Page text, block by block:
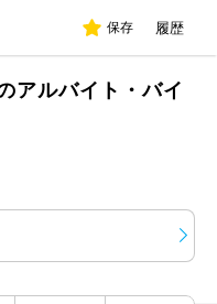
保存 履歴
アルバイト・バイ